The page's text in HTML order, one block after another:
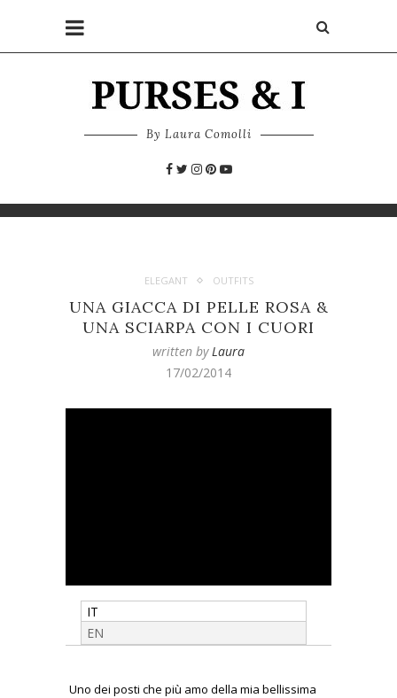
By Laura Comolli
ELEGANT OUTFITS
UNA GIACCA DI PELLE ROSA &
UNA SCIARPA CON I CUORI
written byLaura
17/02/2014
IT
EN
Uno dei posti che più amo della mia bellissima